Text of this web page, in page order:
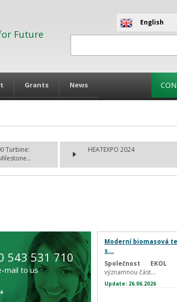
Future
English
Grants News
Turbine:
HEATEXPO 2024
543 531 710
mail to us
Moderní biomasová
s...
Společnost EKOL
významnou část...
Update: 26.06.2026